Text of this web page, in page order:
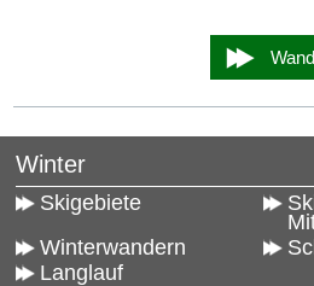
Winter
Skigebiete
Winterwandern
Langlauf